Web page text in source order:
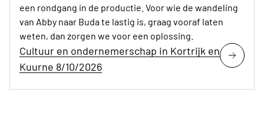
een rondgang in de productie. Voor wie de wandeling
van Abby naar Buda te lastig is, graag vooraf laten
weten, dan zorgen we voor een oplossing.
Cultuur en ondernemerschap in Kortrijk en
Kuurne 8/10/2026